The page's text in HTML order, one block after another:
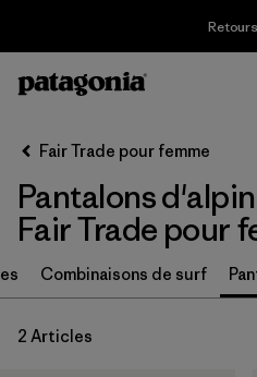
Retours
Filtrer par
Taille
XS (1)
Fair Trade pour femme
Pantalons
Fair Trade pour
Combinaisons de surf
2 Articles